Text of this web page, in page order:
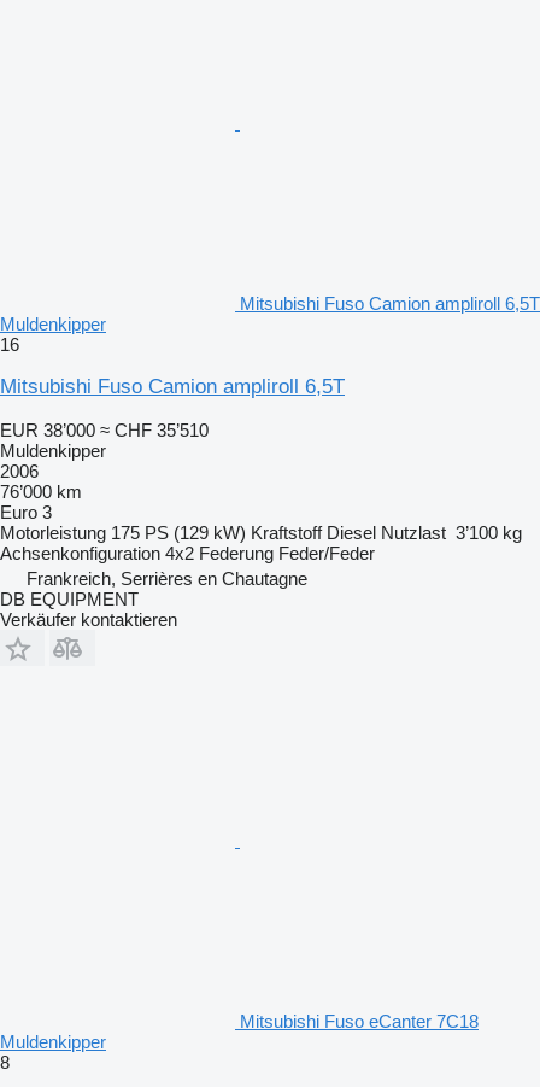
Mitsubishi Fuso Camion ampliroll 6,5T
Muldenkipper
16
Mitsubishi Fuso Camion ampliroll 6,5T
EUR 38’000 ≈ CHF 35’510
Muldenkipper
2006
76’000 km
Euro 3
Motorleistung 175 PS (129 kW) Kraftstoff Diesel Nutzlast 3’100 kg
Achsenkonfiguration 4x2 Federung Feder/Feder
Frankreich, Serrières en Chautagne
DB EQUIPMENT
Verkäufer kontaktieren
Mitsubishi Fuso eCanter 7C18
Muldenkipper
8